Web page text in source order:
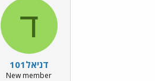
ד
דניאל101
New member